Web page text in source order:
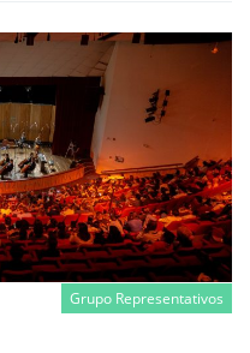
Grupo Representativos